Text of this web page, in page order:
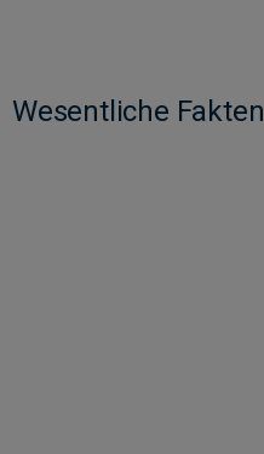
Wesentliche Fakten